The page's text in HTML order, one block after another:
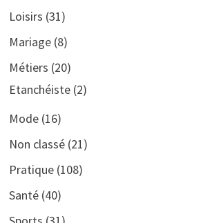
Loisirs (31)
Mariage(8)
Métiers (20)
Etanchéiste(2)
Mode(16)
Non classé(21)
Pratique(108)
Santé(40)